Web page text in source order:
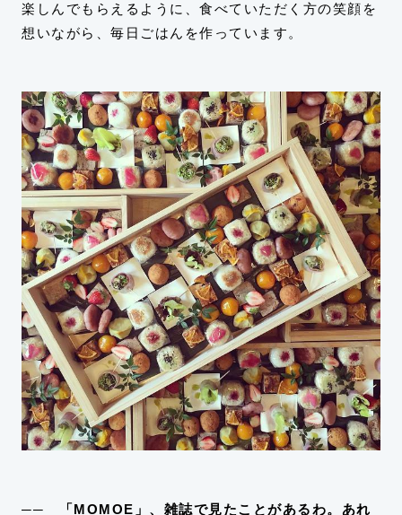
楽しんでもらえるように、食べていただく方の笑顔を
想いながら、毎日ごはんを作っています。
── 「MOMOE」、雑誌で見たことがあるわ。あれ